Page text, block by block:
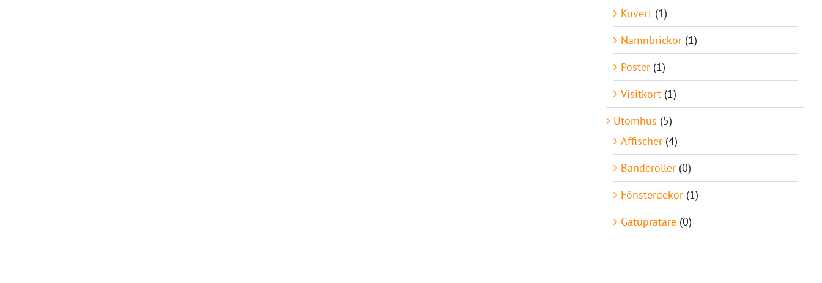
Kuvert (1)
Namnbrickor (1)
Poster (1)
Visitkort (1)
Utomhus (5)
Affischer (4)
Banderoller (0)
Fönsterdekor (1)
Gatupratare (0)